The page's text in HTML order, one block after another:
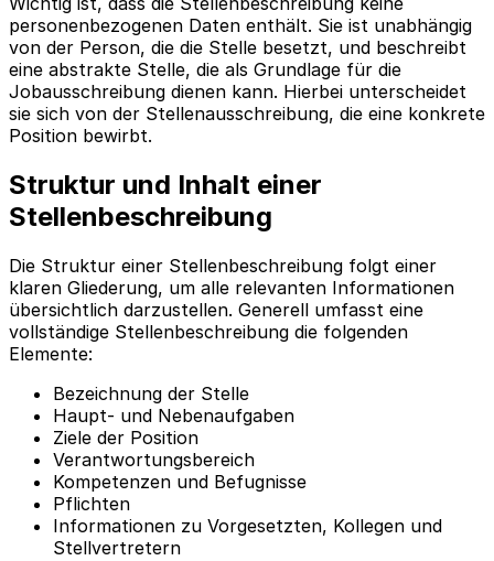
personenbezogenen Daten enthält. Sie ist unabhängig
von der Person, die die Stelle besetzt, und beschreibt
eine abstrakte Stelle, die als Grundlage für die
Jobausschreibung dienen kann. Hierbei unterscheidet
sie sich von der Stellenausschreibung, die eine konkrete
Position bewirbt.
Struktur und Inhalt einer
Stellenbeschreibung
Die Struktur einer Stellenbeschreibung folgt einer
klaren Gliederung, um alle relevanten Informationen
übersichtlich darzustellen. Generell umfasst eine
vollständige Stellenbeschreibung die folgenden
Elemente:
Bezeichnung der Stelle
Haupt- und Nebenaufgaben
Ziele der Position
Verantwortungsbereich
Kompetenzen und Befugnisse
Pflichten
Informationen zu Vorgesetzten, Kollegen und
Stellvertretern